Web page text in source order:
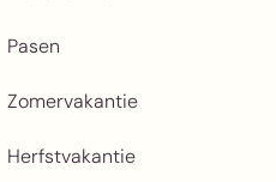
Pasen
Zomervakantie
Herfstvakantie